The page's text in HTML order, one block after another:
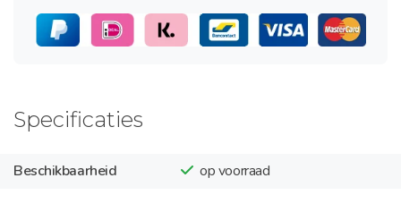
Specificaties
Beschikbaarheid op voorraad